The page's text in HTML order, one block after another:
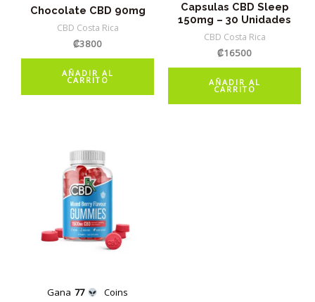
Chocolate CBD 90mg
CBD Costa Rica
₡3800
AÑADIR AL
CARRITO
Capsulas CBD Sleep
150mg – 30 Unidades
CBD Costa Rica
₡16500
AÑADIR AL
CARRITO
Gana 77 Coins